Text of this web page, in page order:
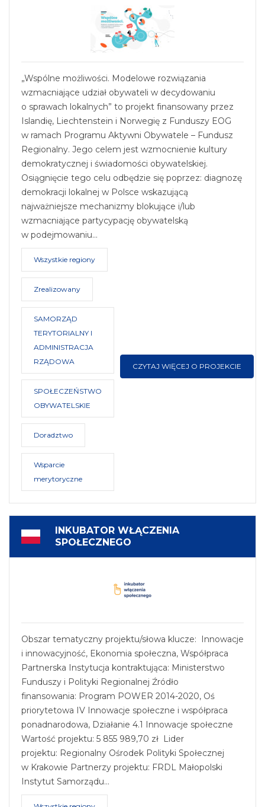
„Wspólne możliwości. Modelowe rozwiązania
wzmacniające udział obywateli w decydowaniu
o sprawach lokalnych” to projekt finansowany przez
Islandię, Liechtenstein i Norwegię z Funduszy EOG
w ramach Programu Aktywni Obywatele – Fundusz
Regionalny. Jego celem jest wzmocnienie kultury
demokratycznej i świadomości obywatelskiej.
Osiągnięcie tego celu odbędzie się poprzez: diagnozę
demokracji lokalnej w Polsce wskazującą
najważniejsze mechanizmy blokujące i/lub
wzmacniające partycypację obywatelską
w podejmowaniu…
Wszystkie regiony
Zrealizowany
SAMORZĄD
TERYTORIALNY I
ADMINISTRACJA
RZĄDOWA
SPOŁECZEŃSTWO
OBYWATELSKIE
Doradztwo
Wsparcie
merytoryczne
CZYTAJ WIĘCEJ O PROJEKCIE
INKUBATOR WŁĄCZENIA
SPOŁECZNEGO
Obszar tematyczny projektu/słowa klucze: Innowacje
i innowacyjność, Ekonomia społeczna, Współpraca
Partnerska Instytucja kontraktująca: Ministerstwo
Funduszy i Polityki Regionalnej Źródło
finansowania: Program POWER 2014-2020, Oś
priorytetowa IV Innowacje społeczne i współpraca
ponadnarodowa, Działanie 4.1 Innowacje społeczne
Wartość projektu: 5 855 989,70 zł Lider
projektu: Regionalny Ośrodek Polityki Społecznej
w Krakowie Partnerzy projektu: FRDL Małopolski
Instytut Samorządu…